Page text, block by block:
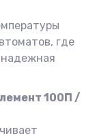
где
надежная
100П /